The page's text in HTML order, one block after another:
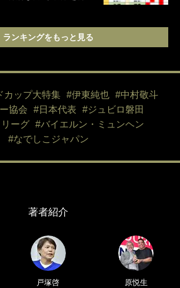
ランキングをもっと見る
カップ大特集 #伊東純也
#中村敬斗
協会
#日本代表
#ジュビロ磐田
ーグ
#バイエルン・ミュンヘン
#なでしこジャパン
著者紹介
戸塚啓 原悦生